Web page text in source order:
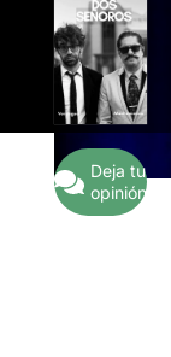
Deja tu
opinión